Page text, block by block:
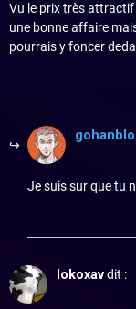
Vu le prix très attractif
une bonne affaire
pourrais y foncer
Je suis sur que tu
lokoxavdit :